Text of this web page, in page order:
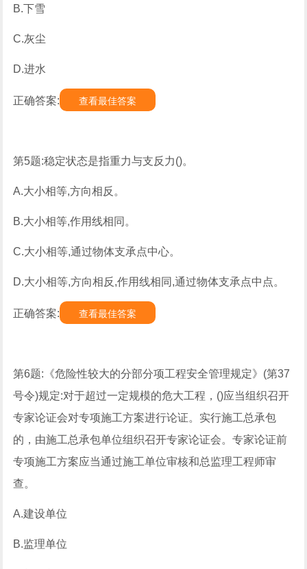
B.下雪
C.灰尘
D.进水
正确答案: 查看最佳答案
第5题:稳定状态是指重力与支反力()。
A.大小相等,方向相反。
B.大小相等,作用线相同。
C.大小相等,通过物体支承点中心。
D.大小相等,方向相反,作用线相同,通过物体支承点中点。
正确答案: 查看最佳答案
第6题:《危险性较大的分部分项工程安全管理规定》(第37
号令)规定:对于超过一定规模的危大工程，()应当组织召开
专家论证会对专项施工方案进行论证。实行施工总承包
的，由施工总承包单位组织召开专家论证会。专家论证前
专项施工方案应当通过施工单位审核和总监理工程师审
查。
A.建设单位
B.监理单位